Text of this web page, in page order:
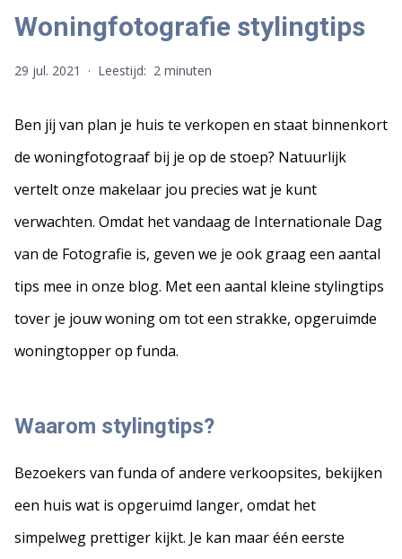
Woningfotografie stylingtips
29 jul. 2021 · Leestijd: 2 minuten
Ben jij van plan je huis te verkopen en staat binnenkort
de woningfotograaf bij je op de stoep? Natuurlijk
vertelt onze makelaar jou precies wat je kunt
verwachten. Omdat het vandaag de Internationale Dag
van de Fotografie is, geven we je ook graag een aantal
tips mee in onze blog. Met een aantal kleine stylingtips
tover je jouw woning om tot een strakke, opgeruimde
woningtopper op funda.
Waarom stylingtips?
Bezoekers van funda of andere verkoopsites, bekijken
een huis wat is opgeruimd langer, omdat het
simpelweg prettiger kijkt. Je kan maar één eerste